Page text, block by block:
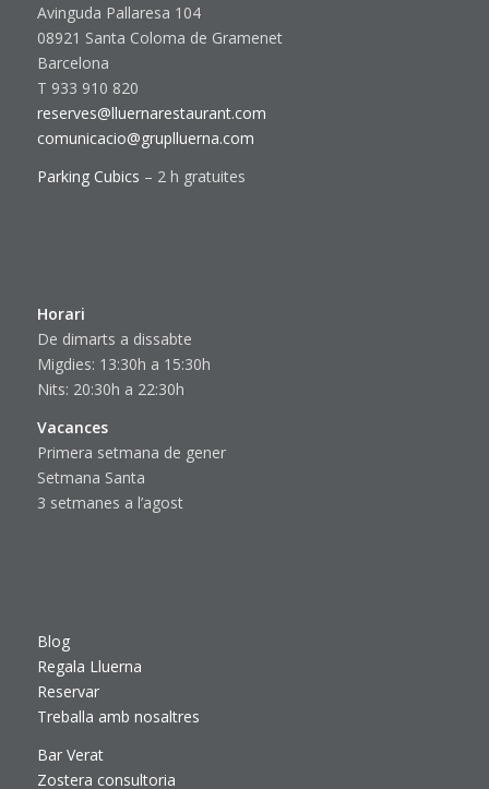
Avinguda Pallaresa 104
08921 Santa Coloma de Gramenet
Barcelona
T 933 910 820
reserves@lluernarestaurant.com
comunicacio@gruplluerna.com
Parking Cubics – 2 h gratuites
Horari
De dimarts a dissabte
Migdies: 13:30h a 15:30h
Nits: 20:30h a 22:30h
Vacances
Primera setmana de gener
Setmana Santa
3 setmanes a l’agost
Blog
Regala Lluerna
Reservar
Treballa amb nosaltres
Bar Verat
Zostera consultoria